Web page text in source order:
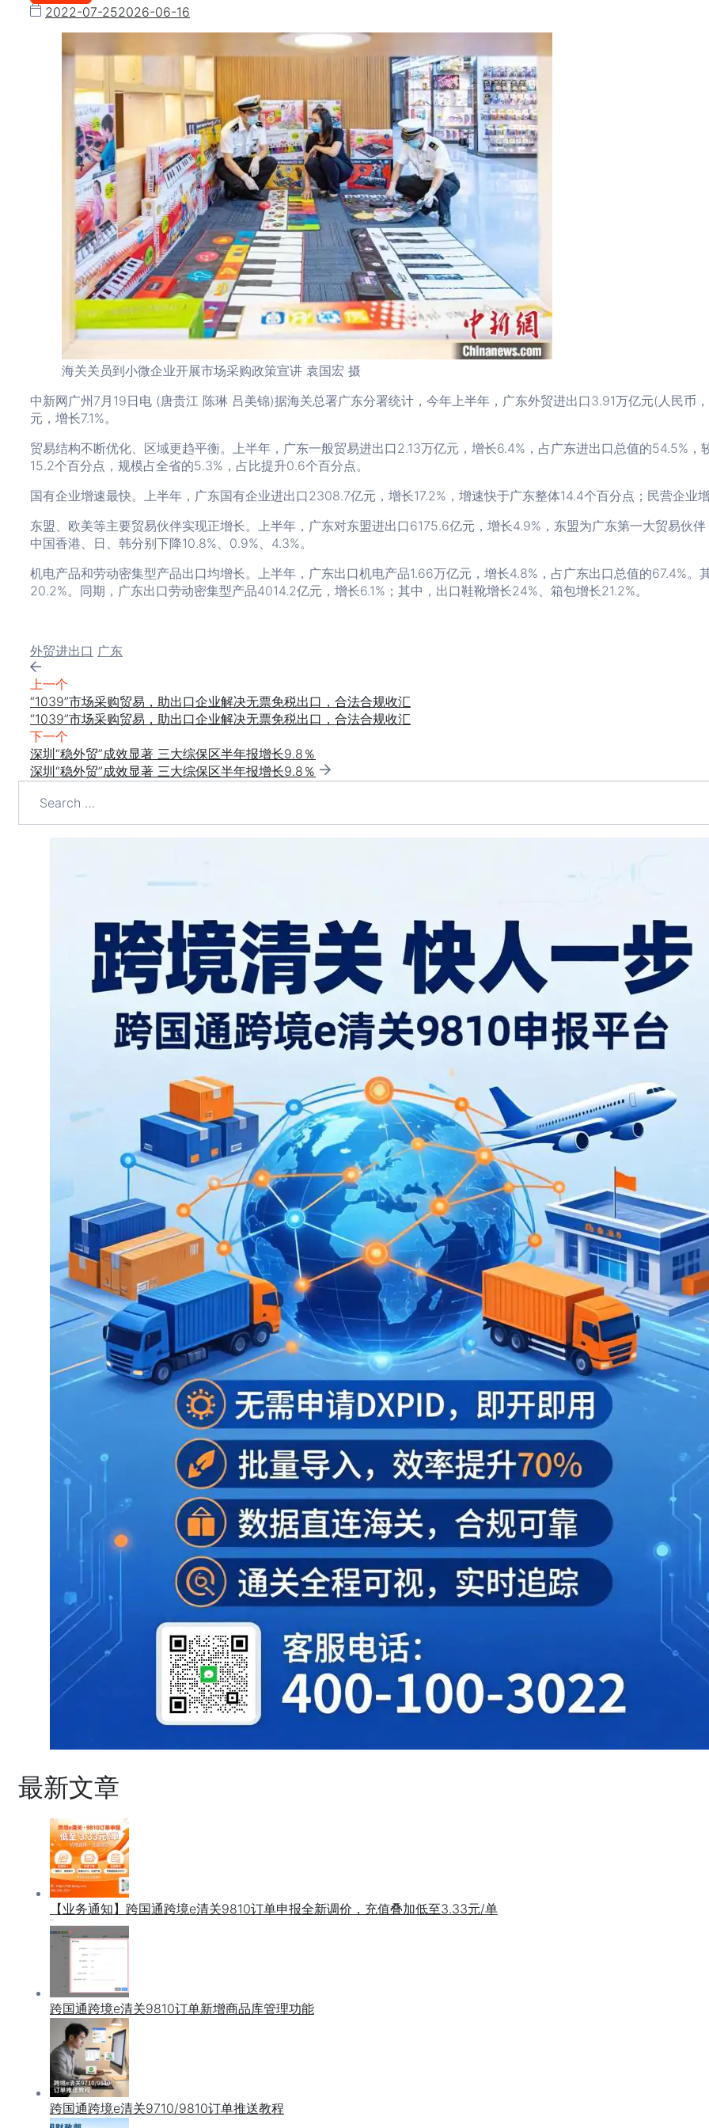
2022-07-252026-06-16
海关关员到小微企业开展市场采购政策宣讲 袁国宏 摄
中新网广州7月19日电 (唐贵江 陈琳 吕美锦)据海关总署广东分署统计，今年上半年，广东外贸进出口3.91万亿元(人民
元，增长7.1%。
贸易结构不断优化、区域更趋平衡。上半年，广东一般贸易进出口2.13万亿元，增长6.4%，占广东进出口总值的54.5%
15.2个百分点，规模占全省的5.3%，占比提升0.6个百分点。
国有企业增速最快。上半年，广东国有企业进出口2308.7亿元，增长17.2%，增速快于广东整体14.4个百分点；民营企业
东盟、欧美等主要贸易伙伴实现正增长。上半年，广东对东盟进出口6175.6亿元，增长4.9%，东盟为广东第一大贸易伙
中国香港、日、韩分别下降10.8%、0.9%、4.3%。
机电产品和劳动密集型产品出口均增长。上半年，广东出口机电产品1.66万亿元，增长4.8%，占广东出口总值的67.4%
20.2%。同期，广东出口劳动密集型产品4014.2亿元，增长6.1%；其中，出口鞋靴增长24%、箱包增长21.2%。
Tags:
外贸进出口 广东
上一个
“1039”市场采购贸易，助出口企业解决无票免税出口，合法合规收汇
“1039”市场采购贸易，助出口企业解决无票免税出口，合法合规收汇
下一个
深圳“稳外贸”成效显著 三大综保区半年报增长9.8％
深圳“稳外贸”成效显著 三大综保区半年报增长9.8％
最新文章
【业务通知】跨国通跨境e清关9810订单申报全新调价，充值叠加低至3.33元/单
跨国通跨境e清关9810订单新增商品库管理功能
跨国通跨境e清关9710/9810订单推送教程